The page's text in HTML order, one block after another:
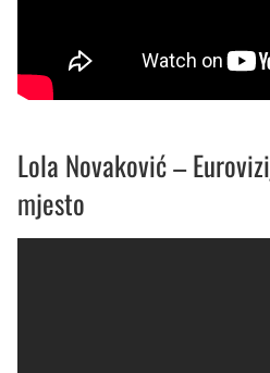
Lola Novaković –
mjesto